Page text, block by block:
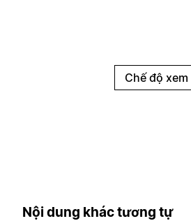
Chế độ xem
Nội dung khác tương tự